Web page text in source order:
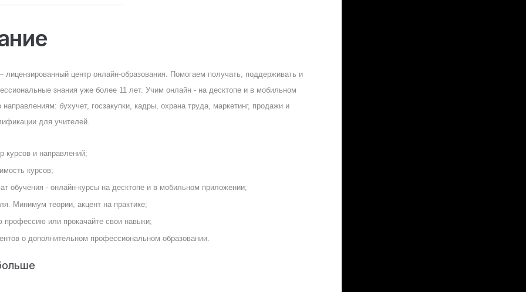
центр онлайн-образования. Помогаем получать, поддерживать и
знания уже более 11 лет. Учим онлайн - на десктопе и в мобильном
бухучет, госзакупки, кадры, охрана труда, маркетинг, продажи и
для учителей.
курсов и направлений;
курсов;
обучения - онлайн-курсы на десктопе и в мобильном приложении;
Минимум теории, акцент на практике;
профессию или прокачайте свои навыки;
о дополнительном профессиональном образовании.